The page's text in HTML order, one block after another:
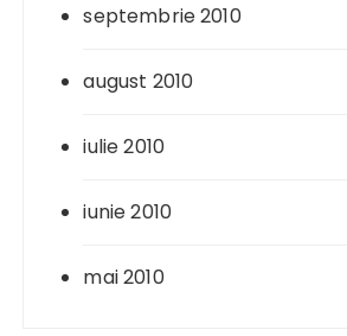
septembrie 2010
august 2010
iulie 2010
iunie 2010
mai 2010